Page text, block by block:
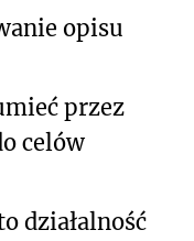
opisu
przez
celów
działalność